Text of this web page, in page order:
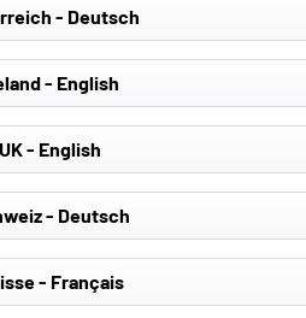
? Ces tapis de sol pour Jeep se
pieds pour ta
à la saleté que ton sol à la maison -
de la saleté et de l'humidité dans
ta voiture soit belle. En même
à un prix particulièrement avantageux.
- Deutsch
- English
UK - English
- Deutsch
- Français